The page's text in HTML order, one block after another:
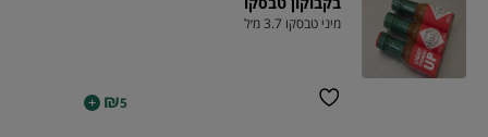
מיני טבסקו 3.7 מ׳ל
₪5
+